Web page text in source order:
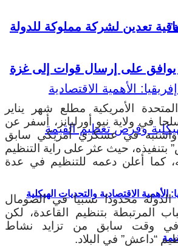
الأهمية الاقتصادية والتحديات الهيكلية
تعدين لشركة مملوكة للدولة
يوافق على إرسال قوات إلى غزة
الأمريكية مطلع شهر يناير
في ولاية نيو أورليانز، أسفر عن
واشتبه في عسكري أمريكي سابق
بتنفيذه، حيث عثر على راية التنظيم
كما أعلن دعمه للتنظيم في عدة
محدودا نسبيا في الصومال
المرتبطة بتنظيم القاعدة، لكن
وقت سابق من تزايد نشاط
“داعش” في البلاد.